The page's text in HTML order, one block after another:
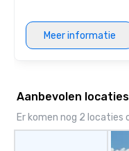
Meer informatie
Aanbevolen locaties
Er komen nog 2